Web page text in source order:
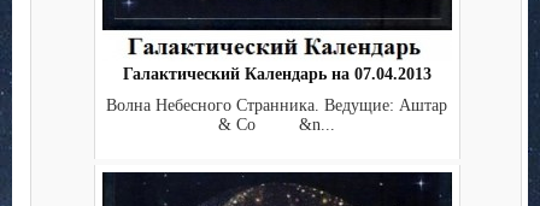
Галактический Календарь на 07.04.2013
Волна Небесного Странника. Ведущие: Аштар
& Co &n...